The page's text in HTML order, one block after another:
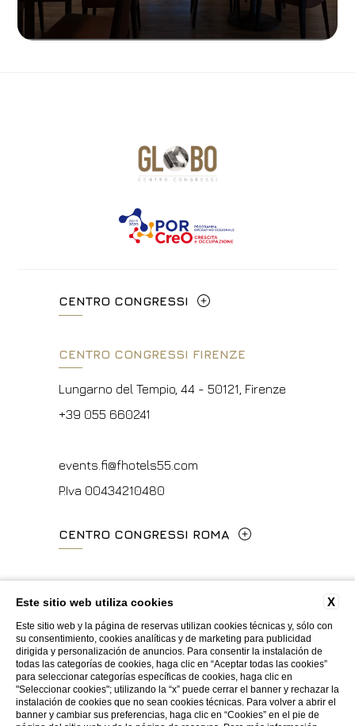
CENTRO CONGRESSI
+39 06 4814927
info@hotelpalatino.com
CENTRO CONGRESSI FIRENZE
Lungarno del Tempio, 44 - 50121, Firenze
+39 055 660241
events.fi@fhotels55.com
P.Iva 00434210480
CENTRO CONGRESSI ROMA
+39 06 4814927
mice@hotelpalatino.com
P.Iva 00434210480
Privacidad Cookie Información de la empresa
Certificaciones ISO
Whistleblowing Accessibility
WEBSITE BY BLASTNESS
X
Este sitio web utiliza cookies
Este sitio web y la página de reservas utilizan cookies técnicas y, sólo con
su consentimiento, cookies analíticas y de marketing para publicidad
dirigida y personalización de anuncios. Para consentir la instalación de
todas las categorías de cookies, haga clic en “Aceptar todas las cookies”
para seleccionar categorías específicas de cookies, haga clic en
"Seleccionar cookies"; utilizando la “x” puede cerrar el banner y rechazar la
instalación de cookies que no sean cookies técnicas. Para volver a abrir el
banner y cambiar sus preferencias, haga clic en “Cookies” en el pie de